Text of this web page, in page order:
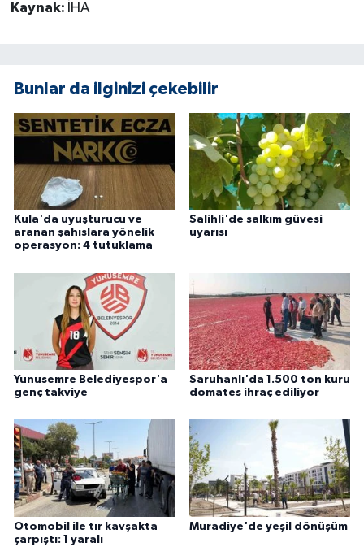
Kaynak: İHA
Bunlar da ilginizi çekebilir
Kula'da uyuşturucu ve
aranan şahıslara yönelik
operasyon: 4 tutuklama
Salihli'de salkım güvesi
uyarısı
Yunusemre Belediyespor'a
genç takviye
Saruhanlı'da 1.500 ton kuru
domates ihraç ediliyor
Otomobil ile tır kavşakta
çarpıştı: 1 yaralı
Muradiye'de yeşil dönüşüm